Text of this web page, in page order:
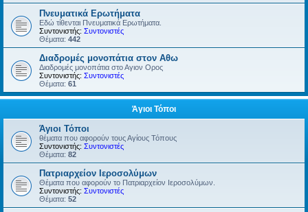
Πνευματικά Ερωτήματα
Εδώ τίθενται Πνευματικά Ερωτήματα.
Συντονιστής: Συντονιστές
Θέματα: 442
Διαδρομές μονοπάτια στον Αθω
Διαδρομές μονοπάτια στο Αγιον Ορος
Συντονιστής: Συντονιστές
Θέματα: 61
Άγιοι Τόποι
Άγιοι Τόποι
θέματα που αφορούν τους Αγίους Τόπους
Συντονιστής: Συντονιστές
Θέματα: 82
Πατριαρχείον Ιεροσολύμων
Θέματα που αφορούν το Πατριαρχείον Ιεροσολύμων.
Συντονιστής: Συντονιστές
Θέματα: 52